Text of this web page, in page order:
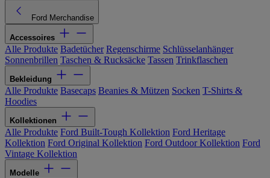
Ford Merchandise
Accessoires
Alle Produkte Badetücher Regenschirme Schlüsselanhänger
Sonnenbrillen Taschen & Rucksäcke Tassen Trinkflaschen
Bekleidung
Alle Produkte Basecaps Beanies & Mützen Socken T-Shirts &
Hoodies
Kollektionen
Alle Produkte Ford Built-Tough Kollektion Ford Heritage
Kollektion Ford Original Kollektion Ford Outdoor Kollektion Ford
Vintage Kollektion
Modelle